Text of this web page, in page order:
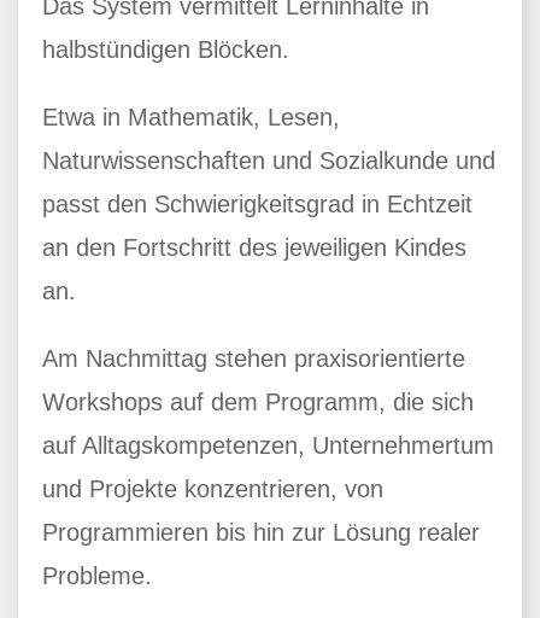
Das System vermittelt Lerninhalte in
halbstündigen Blöcken.
Etwa in Mathematik, Lesen,
Naturwissenschaften und Sozialkunde und
passt den Schwierigkeitsgrad in Echtzeit
an den Fortschritt des jeweiligen Kindes
an.
Am Nachmittag stehen praxisorientierte
Workshops auf dem Programm, die sich
auf Alltagskompetenzen, Unternehmertum
und Projekte konzentrieren, von
Programmieren bis hin zur Lösung realer
Probleme.